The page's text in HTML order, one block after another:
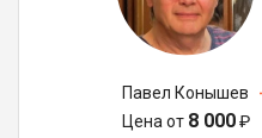
Павел Конышев
Цена от 8 000₽